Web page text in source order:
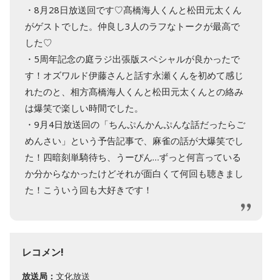
・8月28日放送回です♡髙橋海人くんと松田元太くん
がゲストでした。仲良し3人のラフなトークが最高で
した♡
・5周年記念の庭ラジ出張版スペシャルが良かったで
す！オズワルド伊藤さんと話す永瀬くんを初めて感じ
れたのと、相方髙橋海人くんと松田元太くんとの絡み
は爆笑で楽しい時間でした。
・9月4日放送回の「ちんぷんかんぷんな話だったらご
めんさい」という予告記事で、麻雀の話が大爆笑でし
た！四暗刻単騎待ち、うーぴん…ずっと何言っている
か分からなかったけどそれが面白くて何回も聴きまし
た！こういう回も大好きです！
レコメン!
放送局： 文化放送